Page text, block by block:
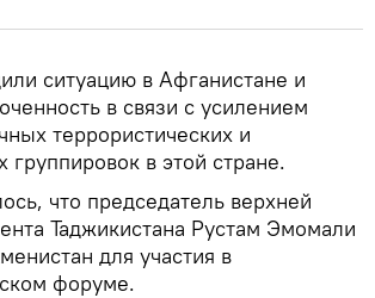
ситуацию в Афганистане и
в связи с усилением
террористических и
группировок в этой стране.
что председатель верхней
Таджикистана Рустам Эмомали
для участия в
форуме.